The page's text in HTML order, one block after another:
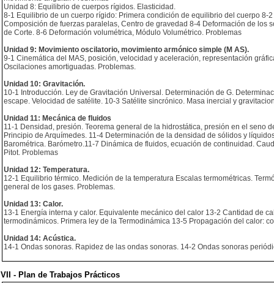
Unidad 8: Equilibrio de cuerpos rígidos. Elasticidad.
8-1 Equilibrio de un cuerpo rígido: Primera condición de equilibrio del cuerpo
Composición de fuerzas paralelas, Centro de gravedad 8-4 Deformación de
de Corte. 8-6 Deformación volumétrica, Módulo Volumétrico. Problemas
Unidad 9: Movimiento oscilatorio, movimiento armónico simple (M AS).
9-1 Cinemática del MAS, posición, velocidad y aceleración, representación
Oscilaciones amortiguadas. Problemas.
Unidad 10: Gravitación.
10-1 Introducción. Ley de Gravitación Universal. Determinación de G.
escape. Velocidad de satélite. 10-3 Satélite sincrónico. Masa inercial y
Unidad 11: Mecánica de fluidos
11-1 Densidad, presión. Teorema general de la hidrostática, presión en el seno
Principio de Arquímedes. 11-4 Determinación de la densidad de sólidos y
Barométrica. Barómetro.11-7 Dinámica de fluidos, ecuación de continuidad.
Pitot. Problemas
Unidad 12: Temperatura.
12-1 Equilibrio térmico. Medición de la temperatura Escalas termométricas.
general de los gases. Problemas.
Unidad 13: Calor.
13-1 Energía interna y calor. Equivalente mecánico del calor 13-2 Cantidad de
termodinámicos. Primera ley de la Termodinámica 13-5 Propagación del calor:
Unidad 14: Acústica.
14-1 Ondas sonoras. Rapidez de las ondas sonoras. 14-2 Ondas sonoras
VII - Plan de Trabajos Prácticos